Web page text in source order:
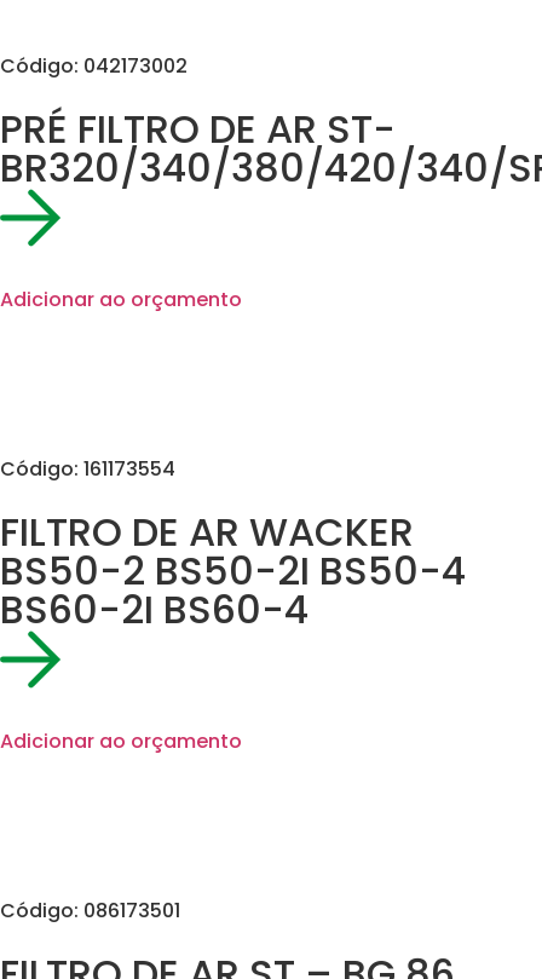
Código: 042173002
PRÉ FILTRO DE AR ST-
BR320/340/380/420/340/
Adicionar ao orçamento
Código: 161173554
FILTRO DE AR WACKER
BS50-2 BS50-2I BS50-4
BS60-2I BS60-4
Adicionar ao orçamento
Código: 086173501